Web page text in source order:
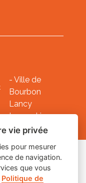
- Ville de
Bourbon
Lancy
des cookies
vie privée
pour mesurer
de navigation.
que vous
Politique de